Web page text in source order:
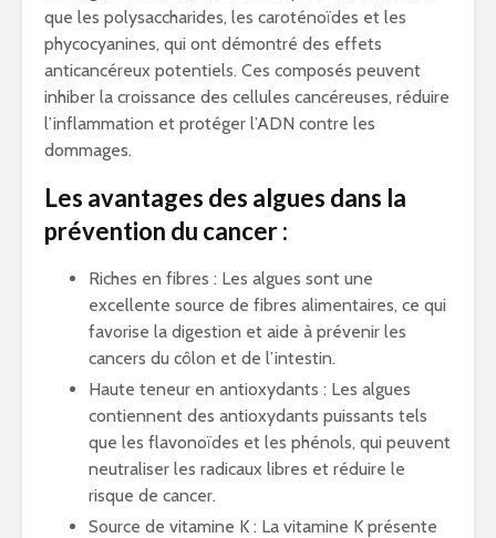
que les polysaccharides, les caroténoïdes et les
phycocyanines, qui ont démontré des effets
anticancéreux potentiels. Ces composés peuvent
inhiber la croissance des cellules cancéreuses, réduire
l’inflammation et protéger l’ADN contre les
dommages.
Les avantages des algues dans la
prévention du cancer :
Riches en fibres : Les algues sont une
excellente source de fibres alimentaires, ce qui
favorise la digestion et aide à prévenir les
cancers du côlon et de l’intestin.
Haute teneur en antioxydants : Les algues
contiennent des antioxydants puissants tels
que les flavonoïdes et les phénols, qui peuvent
neutraliser les radicaux libres et réduire le
risque de cancer.
Source de vitamine K : La vitamine K présente